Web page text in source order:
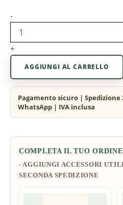
-
+
AGGIUNGI AL CARRELLO
COMPLETA IL TUO ORDINE